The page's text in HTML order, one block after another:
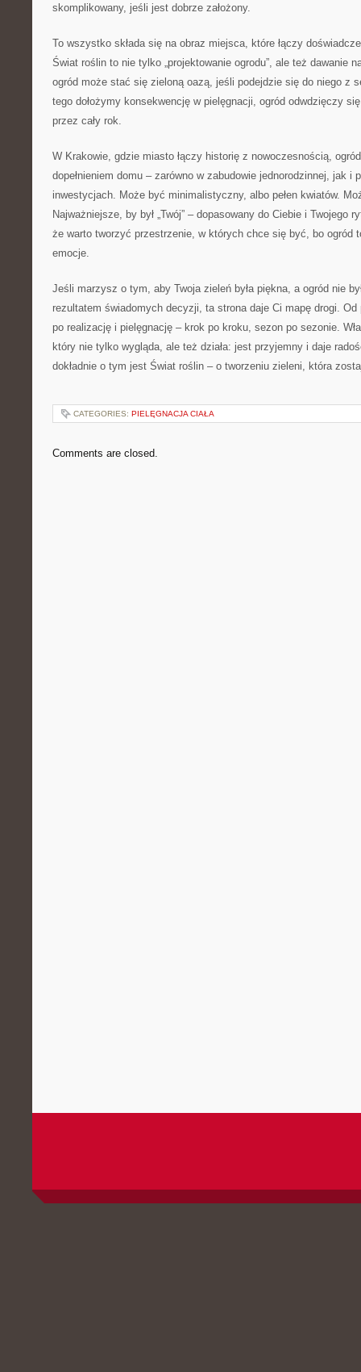
skomplikowany, jeśli jest dobrze założony.
To wszystko składa się na obraz miejsca, które łączy
Świat roślin to nie tylko „projektowanie ogrodu”, ale też dawanie
ogród może stać się zieloną oazą, jeśli podejdzie się do niego z
tego dołożymy konsekwencję w pielęgnacji, ogród odwdzięczy
przez cały rok.
W Krakowie, gdzie miasto łączy historię z nowoczesnością,
dopełnieniem domu – zarówno w zabudowie jednorodzinnej, jak i
inwestycjach. Może być minimalistyczny, albo pełen kwiatów.
Najważniejsze, by był „Twój” – dopasowany do Ciebie i Twojego
że warto tworzyć przestrzenie, w których chce się być, bo ogród
emocje.
Jeśli marzysz o tym, aby Twoja zieleń była piękna, a ogród nie
rezultatem świadomych decyzji, ta strona daje Ci mapę drogi.
po realizację i pielęgnację – krok po kroku, sezon po sezonie.
który nie tylko wygląda, ale też działa: jest przyjemny i daje
dokładnie o tym jest Świat roślin – o tworzeniu zieleni, która
CATEGORIES: PIELĘGNACJA CIAŁA
Comments are closed.